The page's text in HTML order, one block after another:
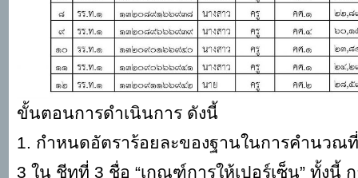
ขั้นตอนการดำเนินการ ดังนี้
1. กำหนดอัตราร้อยละของฐานในการคำนว
3 ใน ชีทที่ 3 ชื่อ “เกณฑ์การให้เปอร์เซ็น” ทั้ง